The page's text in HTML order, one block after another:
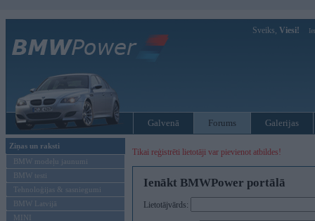
Sveiks, Viesi!
Galvenā Forums Galerijas
Ziņas un raksti
BMW modeļu jaunumi
BMW testi
Tehnoloģijas & sasniegumi
BMW Latvijā
MINI
Tikai reģistrēti lietotāji var pievienot atbildes!
Ienākt BMWPower portālā
Lietotājvārds: